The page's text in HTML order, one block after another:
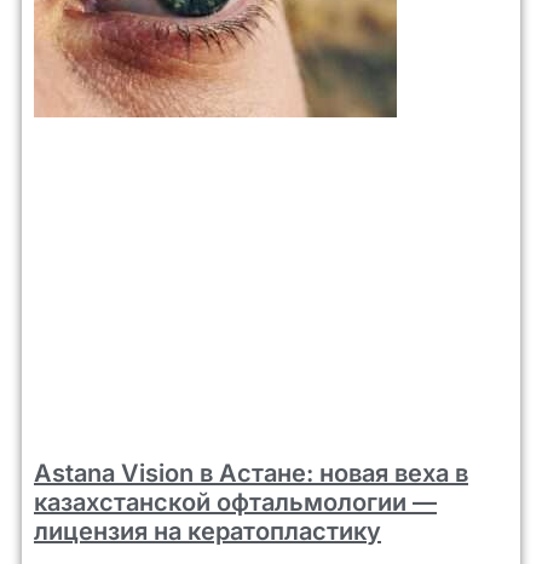
Astana Vision в Астане: новая веха в
казахстанской офтальмологии —
лицензия на кератопластику